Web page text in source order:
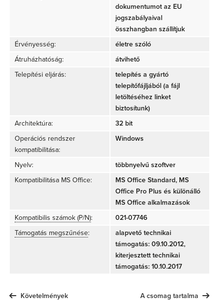
dokumentumot az EU
jogszabályaival
összhangban szállítjuk
Érvényesség:
életre szóló
Átruházhatóság:
átvihető
Telepítési eljárás:
telepítés a gyártó
telepítőfájljából (a fájl
letöltéséhez linket
biztosítunk)
Architektúra:
32 bit
Operációs rendszer
kompatibilitása:
Windows
Nyelv:
többnyelvű szoftver
Kompatibilitása MS Office:
MS Office Standard, MS
Office Pro Plus és különálló
MS Office alkalmazások
Kompatibilis számok (P/N):
021-07746
Támogatás megszűnése:
alapvető technikai
támogatás: 09.10.2012,
kiterjesztett technikai
támogatás: 10.10.2017
Követelmények A csomag tartalma